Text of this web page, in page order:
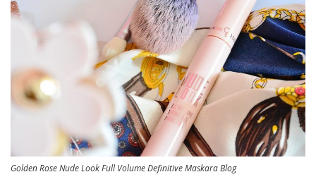
Golden Rose Nude Look Full Volume Definitive Maskara Blog